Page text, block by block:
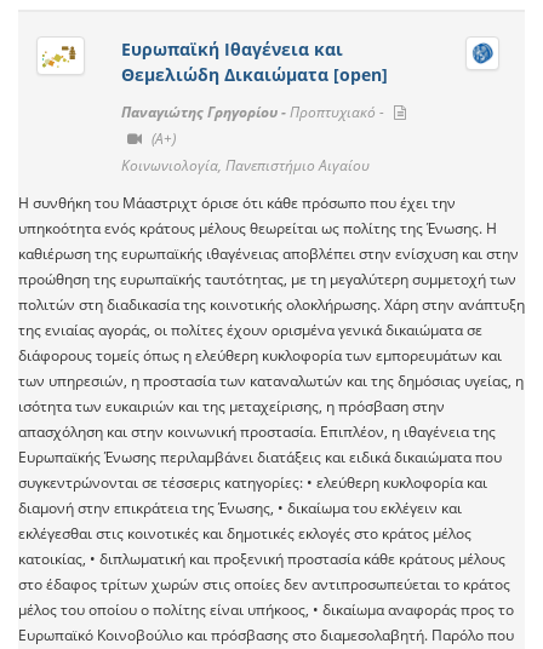
Ευρωπαϊκή Ιθαγένεια και
Θεμελιώδη Δικαιώματα [open]
Παναγιώτης Γρηγορίου -Προπτυχιακό -
(A+)
Κοινωνιολογία, Πανεπιστήμιο Αιγαίου
Η συνθήκη του Μάαστριχτ όρισε ότι κάθε πρόσωπο που έχει την
υπηκοότητα ενός κράτους μέλους θεωρείται ως πολίτης της Ένωσης. Η
καθιέρωση της ευρωπαϊκής ιθαγένειας αποβλέπει στην ενίσχυση και στην
προώθηση της ευρωπαϊκής ταυτότητας, με τη μεγαλύτερη συμμετοχή των
πολιτών στη διαδικασία της κοινοτικής ολοκλήρωσης. Χάρη στην ανάπτυξη
της ενιαίας αγοράς, οι πολίτες έχουν ορισμένα γενικά δικαιώματα σε
διάφορους τομείς όπως η ελεύθερη κυκλοφορία των εμπορευμάτων και
των υπηρεσιών, η προστασία των καταναλωτών και της δημόσιας υγείας, η
ισότητα των ευκαιριών και της μεταχείρισης, η πρόσβαση στην
απασχόληση και στην κοινωνική προστασία. Επιπλέον, η ιθαγένεια της
Ευρωπαϊκής Ένωσης περιλαμβάνει διατάξεις και ειδικά δικαιώματα που
συγκεντρώνονται σε τέσσερις κατηγορίες: • ελεύθερη κυκλοφορία και
διαμονή στην επικράτεια της Ένωσης, • δικαίωμα του εκλέγειν και
εκλέγεσθαι στις κοινοτικές και δημοτικές εκλογές στο κράτος μέλος
κατοικίας, • διπλωματική και προξενική προστασία κάθε κράτους μέλους
στο έδαφος τρίτων χωρών στις οποίες δεν αντιπροσωπεύεται το κράτος
μέλος του οποίου ο πολίτης είναι υπήκοος, • δικαίωμα αναφοράς προς το
Ευρωπαϊκό Κοινοβούλιο και πρόσβασης στο διαμεσολαβητή. Παρόλο που